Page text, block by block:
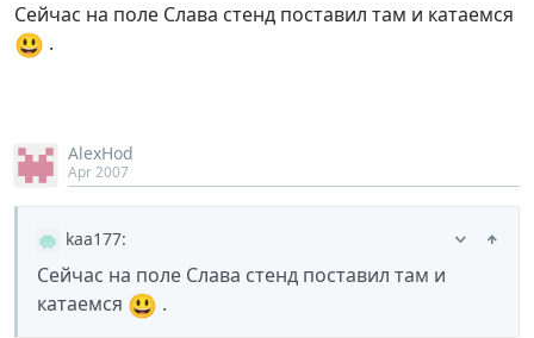
Сейчас на поле Слава стенд поставил там и катаемся
😃 .
AlexHod
Apr 2007
kaa177:
Сейчас на поле Слава стенд поставил там и
катаемся 😃 .